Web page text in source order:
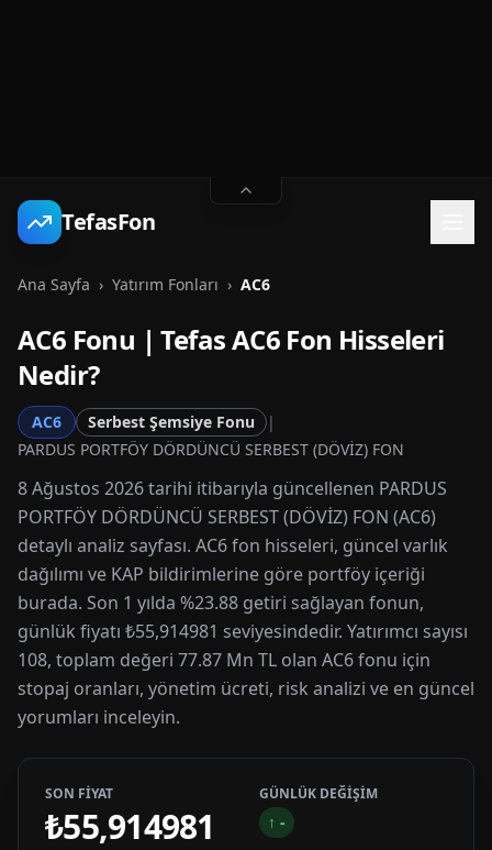
TefasFon
Ana Sayfa › Yatırım Fonları › AC6
AC6 Fonu | TefasAC6 Fon Hisseleri
Nedir?
AC6 Serbest Şemsiye Fonu
|
PARDUS PORTFÖY DÖRDÜNCÜ SERBEST (DÖVİZ) FON
8 Ağustos 2026 tarihi itibarıyla güncellenen PARDUS
PORTFÖY DÖRDÜNCÜ SERBEST (DÖVİZ) FON (AC6)
detaylı analiz sayfası. AC6 fon hisseleri, güncel varlık
dağılımı ve KAP bildirimlerine göre portföy içeriği
burada. Son 1 yılda %23.88 getiri sağlayan fonun,
günlük fiyatı ₺55,914981 seviyesindedir. Yatırımcı sayısı
108, toplam değeri 77.87 Mn TL olan AC6 fonu için
stopaj oranları, yönetim ücreti, risk analizi ve en güncel
yorumları inceleyin.
SON FİYAT
₺55,914981
GÜNLÜK DEĞİŞİM
↑ -